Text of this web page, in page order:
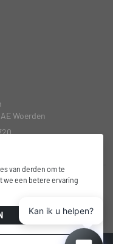
Woerden
van derden om te
we een betere ervaring
Kan ik u helpen?